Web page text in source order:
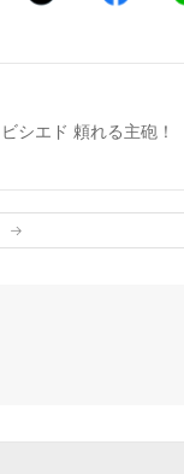
シエド 頼れる主砲！